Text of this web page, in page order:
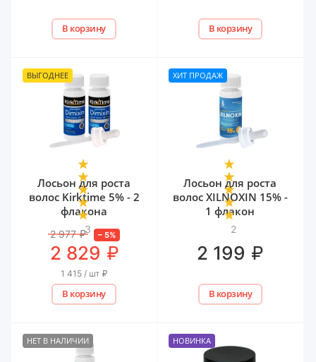
В корзину В корзину
ВЫГОДНЕЕ
3
Лосьон для роста
волос Kirktime 5% - 2
флакона
2 977 ₽ –5%
2 829 ₽
1 415 / шт ₽
В корзину
ХИТ ПРОДАЖ
2
Лосьон для роста
волос XILNOXIN 15% -
1 флакон
2 199 ₽
В корзину
НЕТ В НАЛИЧИИ НОВИНКА